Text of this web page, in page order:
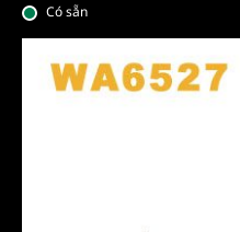
Có sẵn